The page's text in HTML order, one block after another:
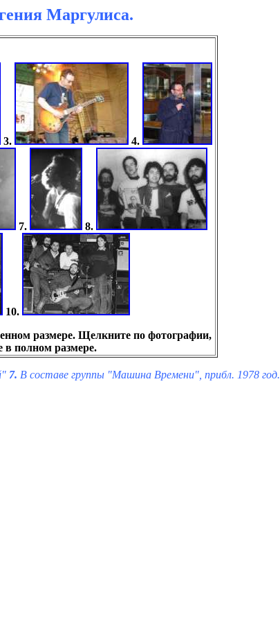
Маргулиса.
3. 4.
7. 8.
10.
размере. Щелкните по фотографии,
в полном размере.
7. В составе группы "Машина Времени", прибл. 1978 год.